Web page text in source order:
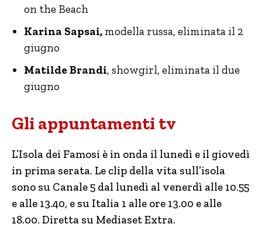
on the Beach
Karina Sapsai, modella russa, eliminata il 2
giugno
Matilde Brandi, showgirl, eliminata il due
giugno
Gli appuntamenti tv
L’Isola dei Famosi è in onda il lunedì e il giovedì
in prima serata. Le clip della vita sull’isola
sono su Canale 5 dal lunedì al venerdì alle 10.55
e alle 13.40, e su Italia 1 alle ore 13.00 e alle
18.00. Diretta su Mediaset Extra.